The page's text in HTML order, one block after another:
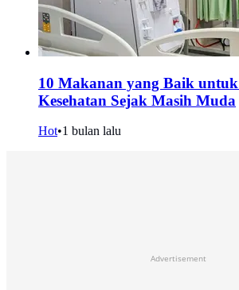
10 Makanan yang Baik
Kesehatan Sejak Masih Muda
Hot•1 bulan lalu
Advertisement